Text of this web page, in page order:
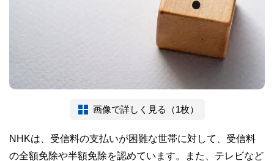
画像で詳しく見る（1枚）
NHKは、受信料の支払いが困難な世帯に対して、受信料
の全額免除や半額免除を認めています。また、テレビなど